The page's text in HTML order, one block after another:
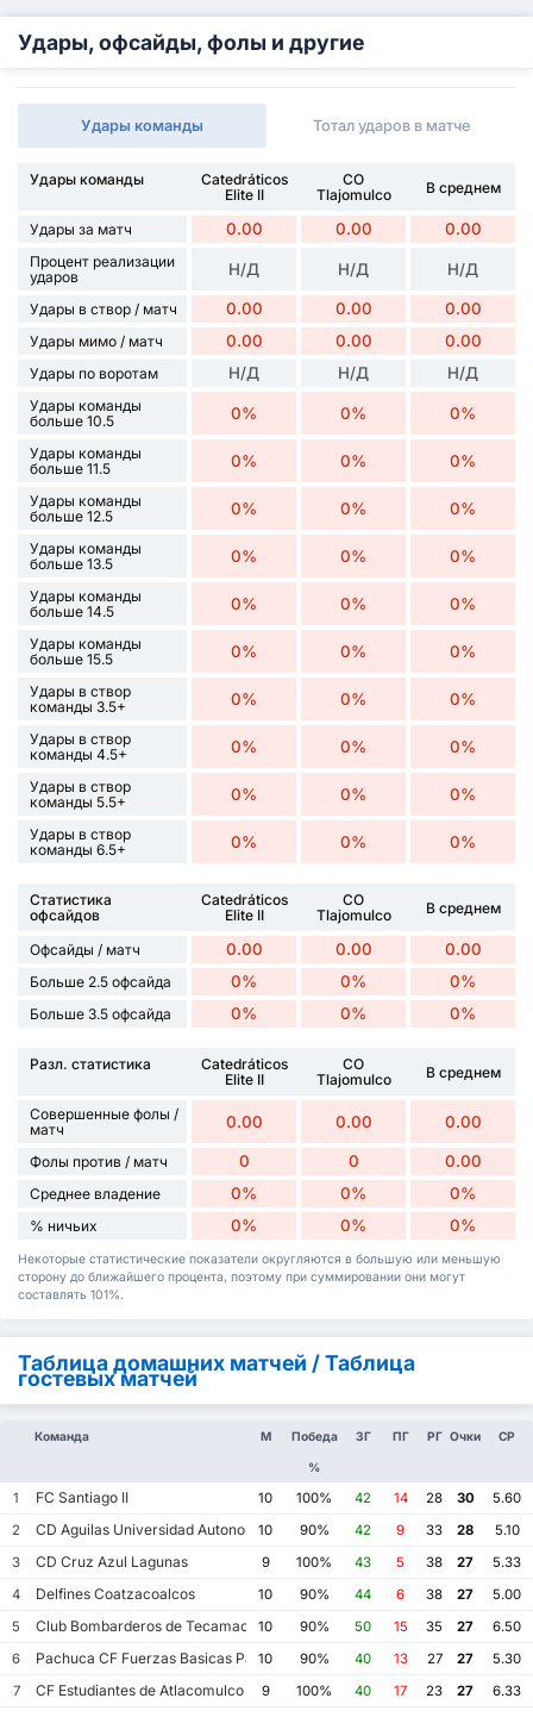
Удары, офсайды, фолы и другие
Удары команды Тотал ударов в матче
Удары команды
Catedráticos
Elite II
CO
Tlajomulco
В среднем
Удары за матч 0.00 0.00 0.00
Процент реализации
ударов
Н/Д Н/Д Н/Д
Удары в створ / матч 0.00 0.00 0.00
Удары мимо / матч 0.00 0.00 0.00
Удары по воротам Н/Д Н/Д Н/Д
Удары команды
больше 10.5
0% 0% 0%
Удары команды
больше 11.5
0% 0% 0%
Удары команды
больше 12.5
0% 0% 0%
Удары команды
больше 13.5
0% 0% 0%
Удары команды
больше 14.5
0% 0% 0%
Удары команды
больше 15.5
0% 0% 0%
Удары в створ
команды 3.5+
0% 0% 0%
Удары в створ
команды 4.5+
0% 0% 0%
Удары в створ
команды 5.5+
0% 0% 0%
Удары в створ
команды 6.5+
0% 0% 0%
Статистика
офсайдов
Catedráticos
Elite II
CO
Tlajomulco
В среднем
Офсайды / матч 0.00 0.00 0.00
Больше 2.5 офсайда 0% 0% 0%
Больше 3.5 офсайда 0% 0% 0%
Разл. статистика
Catedráticos
Elite II
CO
Tlajomulco
В среднем
Совершенные фолы /
матч
0.00 0.00 0.00
Фолы против / матч 0 0 0.00
Среднее владение 0% 0% 0%
% ничьих 0% 0% 0%
Некоторые статистические показатели округляются в большую или меньшую
сторону до ближайшего процента, поэтому при суммировании они могут
составлять 101%.
Таблица домашних матчей / Таблица
гостевых матчей
Команда М Победа
%
ЗГ ПГ РГ Очки СР
1 FC Santiago II 10 100% 42 14 28 30
5.60
2
CD Aguilas Universidad Autonoma de Guerrero
10 90% 42 9 33 28
5.10
3
CD Cruz Azul Lagunas 9 100% 43 5 38 27
5.33
4
Delfines Coatzacoalcos 10 90% 44 6 38 27
5.00
5
Club Bombarderos de Tecamac 10 90% 50 15 35 27
6.50
6
Pachuca CF Fuerzas Basicas Pachuca CF III
10 90% 40 13 27 27
5.30
7
CF Estudiantes de Atlacomulco 9 100% 40 17 23 27
6.33